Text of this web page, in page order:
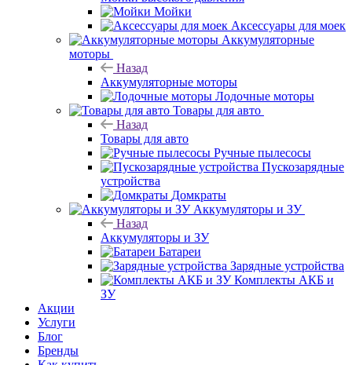
Мойки
Аксессуары для моек
Аккумуляторные
моторы
Назад
Аккумуляторные моторы
Лодочные моторы
Товары для авто
Назад
Товары для авто
Ручные пылесосы
Пускозарядные
устройства
Домкраты
Аккумуляторы и ЗУ
Назад
Аккумуляторы и ЗУ
Батареи
Зарядные устройства
Комплекты АКБ и
ЗУ
Акции
Услуги
Блог
Бренды